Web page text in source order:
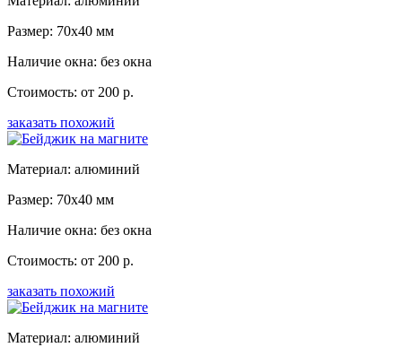
Размер: 70x40 мм
Наличие окна: без окна
Стоимость: от 200 р.
заказать похожий
Материал: алюминий
Размер: 70x40 мм
Наличие окна: без окна
Стоимость: от 200 р.
заказать похожий
Материал: алюминий